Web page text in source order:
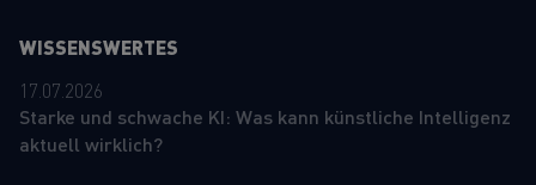
WISSENSWERTES
17.07.2026
Starke und schwache KI: Was kann künstliche Intelligenz
aktuell wirklich?